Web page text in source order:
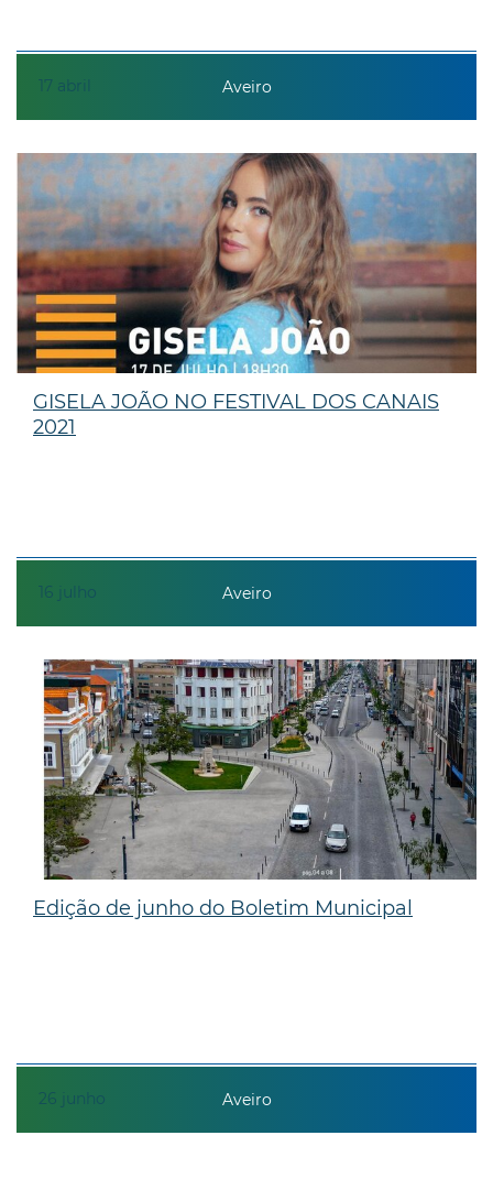
17 abril Aveiro
16 julho
GISELA JOÃO NO FESTIVAL DOS CANAIS
2021
Aveiro
26 junho
Edição de junho do Boletim Municipal
Aveiro